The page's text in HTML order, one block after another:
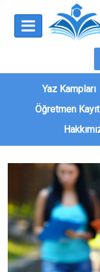
Yaz Kampları
Öğretmen Kayıt